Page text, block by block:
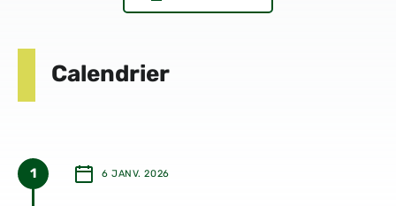
Calendrier
6 JANV. 2026
1